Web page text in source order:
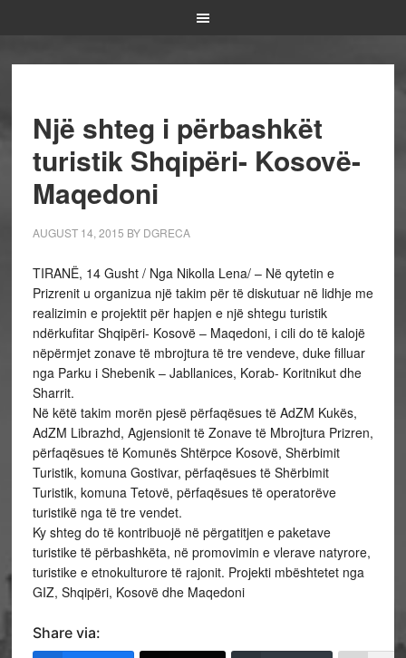
Një shteg i përbashkët
turistik Shqipëri- Kosovë-
Maqedoni
AUGUST 14, 2015 BY DGRECA
TIRANË, 14 Gusht / Nga Nikolla Lena/ – Në qytetin e
Prizrenit u organizua një takim për të diskutuar në lidhje me
realizimin e projektit për hapjen e një shtegu turistik
ndërkufitar Shqipëri- Kosovë – Maqedoni, i cili do të kalojë
nëpërmjet zonave të mbrojtura të tre vendeve, duke filluar
nga Parku i Shebenik – Jabllanices, Korab- Koritnikut dhe
Sharrit.
Në këtë takim morën pjesë përfaqësues të AdZM Kukës,
AdZM Librazhd, Agjensionit të Zonave të Mbrojtura Prizren,
përfaqësues të Komunës Shtërpce Kosovë, Shërbimit
Turistik, komuna Gostivar, përfaqësues të Shërbimit
Turistik, komuna Tetovë, përfaqësues të operatorëve
turistikë nga të tre vendet.
Ky shteg do të kontribuojë në përgatitjen e paketave
turistike të përbashkëta, në promovimin e vlerave natyrore,
turistike e etnokulturore të rajonit. Projekti mbështetet nga
GIZ, Shqipëri, Kosovë dhe Maqedoni
Share via: